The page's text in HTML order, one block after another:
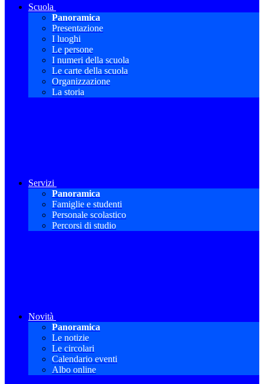
Scuola
Panoramica
Presentazione
I luoghi
Le persone
I numeri della scuola
Le carte della scuola
Organizzazione
La storia
Servizi
Panoramica
Famiglie e studenti
Personale scolastico
Percorsi di studio
Novità
Panoramica
Le notizie
Le circolari
Calendario eventi
Albo online